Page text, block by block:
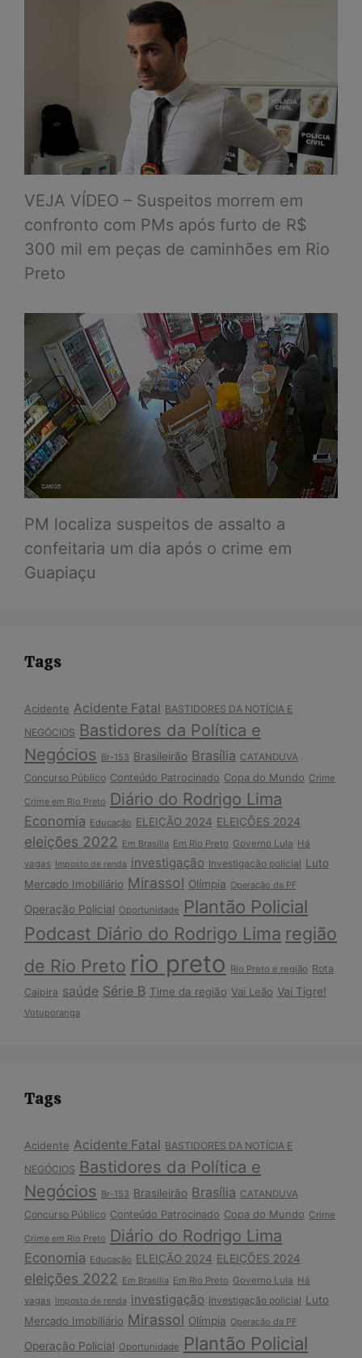
VEJA VÍDEO – Suspeitos morrem em
confronto com PMs após furto de R$
300 mil em peças de caminhões em Rio
Preto
PM localiza suspeitos de assalto a
confeitaria um dia após o crime em
Guapiaçu
Tags
Acidente Acidente Fatal BASTIDORES DA NOTÍCIA E
NEGÓCIOS Bastidores da Política e
Negócios Br-153 Brasileirão Brasília CATANDUVA
Concurso Público Conteúdo Patrocinado Copa do Mundo Crime
Crime em Rio Preto Diário do Rodrigo Lima
Economia Educação ELEIÇÃO 2024 ELEIÇÕES 2024
eleições 2022 Em Brasília Em Rio Preto Governo Lula Há
vagas
Imposto de renda investigação Investigação policial Luto
Mercado Imobiliário Mirassol Olímpia Operação da PF
Operação Policial Oportunidade Plantão Policial
Podcast Diário do Rodrigo Lima região
de Rio Preto rio preto Rio Preto e região Rota
Caipira saúde Série B Time da região Vai Leão Vai Tigre!
Votuporanga
Tags
Acidente Acidente Fatal BASTIDORES DA NOTÍCIA E
NEGÓCIOS Bastidores da Política e
Negócios Br-153 Brasileirão Brasília CATANDUVA
Concurso Público Conteúdo Patrocinado Copa do Mundo Crime
Crime em Rio Preto Diário do Rodrigo Lima
Economia Educação ELEIÇÃO 2024 ELEIÇÕES 2024
eleições 2022 Em Brasília Em Rio Preto Governo Lula Há
vagas
Imposto de renda investigação Investigação policial Luto
Mercado Imobiliário Mirassol Olímpia Operação da PF
Operação Policial Oportunidade Plantão Policial